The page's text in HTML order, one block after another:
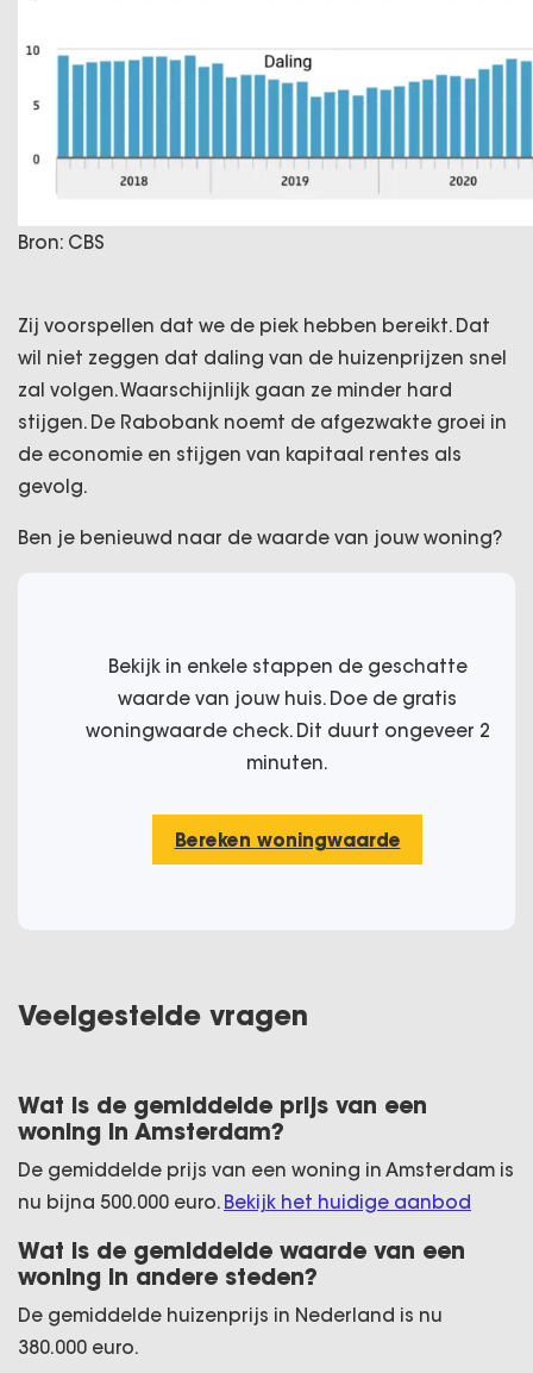
Bron: CBS
Zij voorspellen dat we de piek hebben bereikt. Dat
wil niet zeggen dat daling van de huizenprijzen snel
zal volgen. Waarschijnlijk gaan ze minder hard
stijgen. De Rabobank noemt de afgezwakte groei in
de economie en stijgen van kapitaal rentes als
gevolg.
Ben je benieuwd naar de waarde van jouw woning?
Bekijk in enkele stappen de geschatte
waarde van jouw huis. Doe de gratis
woningwaarde check. Dit duurt ongeveer 2
minuten.
Bereken woningwaarde
Veelgestelde vragen
Wat is de gemiddelde prijs van een
woning in Amsterdam?
De gemiddelde prijs van een woning in Amsterdam is
nu bijna 500.000 euro. Bekijk het huidige aanbod
Wat is de gemiddelde waarde van een
woning in andere steden?
De gemiddelde huizenprijs in Nederland is nu
380.000 euro.